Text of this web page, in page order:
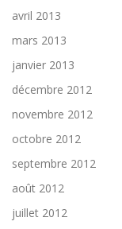
avril 2013
mars 2013
janvier 2013
décembre 2012
novembre 2012
octobre 2012
septembre 2012
août 2012
juillet 2012